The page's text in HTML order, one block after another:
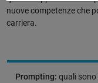
nuove competenze che
carriera.
Prompting: quali sono